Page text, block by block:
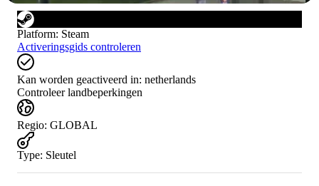
Platform: Steam
Activeringsgids controleren
Kan worden geactiveerd in: netherlands
Controleer landbeperkingen
Regio: GLOBAL
Type: Sleutel